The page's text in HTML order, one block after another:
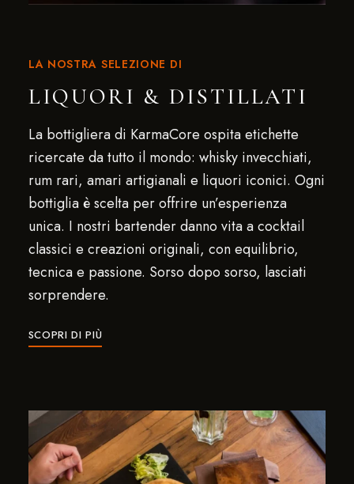
LA NOSTRA SELEZIONE DI
LIQUORI & DISTILLATI
La bottigliera di KarmaCore ospita etichette
ricercate da tutto il mondo: whisky invecchiati,
rum rari, amari artigianali e liquori iconici. Ogni
bottiglia è scelta per offrire un’esperienza
unica. I nostri bartender danno vita a cocktail
classici e creazioni originali, con equilibrio,
tecnica e passione. Sorso dopo sorso, lasciati
sorprendere.
SCOPRI DI PIÙ